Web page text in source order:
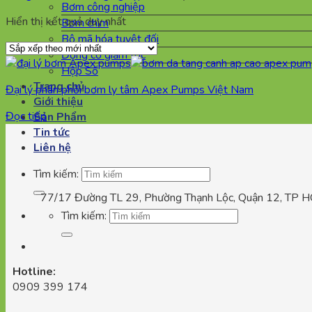
Bơm công nghiệp
Bơm chìm
Bộ mã hóa tuyệt đối
Động cơ giảm tốc
Hộp Số
Trang chủ
Giới thiệu
Sản Phẩm
Tin tức
Liên hệ
Tìm kiếm:
Tìm kiếm:
Hiển thị kết quả duy nhất
Đại lý phân phối bơm ly tâm Apex Pumps Việt Nam
Đọc tiếp
77/17 Đường TL 29, Phường Thạnh Lộc, Quận 12, TP
Hotline:
0909 399 174